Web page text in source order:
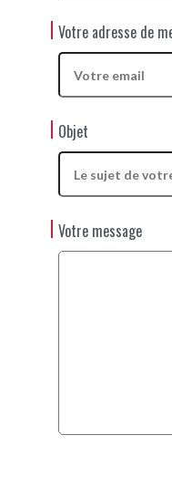
Votre adresse de
Objet
Votre message